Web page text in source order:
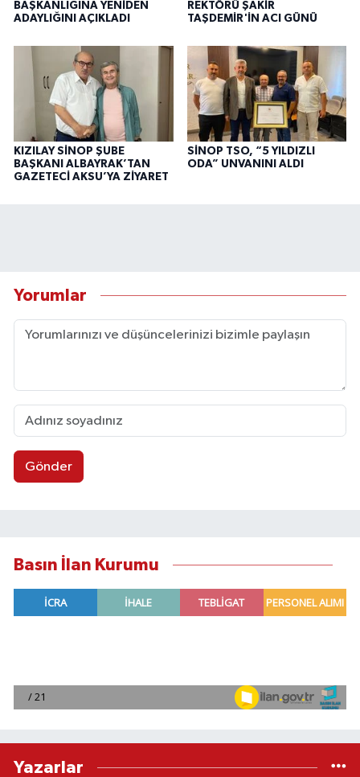
BAŞKANLIĞINA YENİDEN
ADAYLIĞINI AÇIKLADI
REKTÖRÜ ŞAKİR
TAŞDEMİR'İN ACI GÜNÜ
KIZILAY SİNOP ŞUBE
BAŞKANI ALBAYRAK’TAN
GAZETECİ AKSU’YA ZİYARET
SİNOP TSO, “5 YILDIZLI
ODA” UNVANINI ALDI
Yorumlar
Gönder
Basın İlan Kurumu
Yazarlar